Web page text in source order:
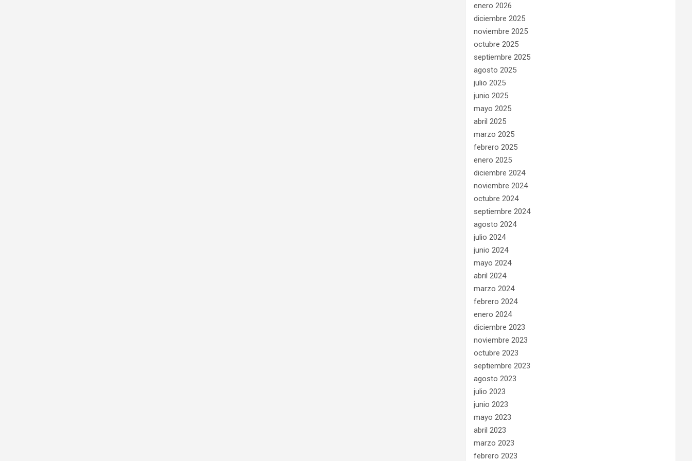
enero 2026
diciembre 2025
noviembre 2025
octubre 2025
septiembre 2025
agosto 2025
julio 2025
junio 2025
mayo 2025
abril 2025
marzo 2025
febrero 2025
enero 2025
diciembre 2024
noviembre 2024
octubre 2024
septiembre 2024
agosto 2024
julio 2024
junio 2024
mayo 2024
abril 2024
marzo 2024
febrero 2024
enero 2024
diciembre 2023
noviembre 2023
octubre 2023
septiembre 2023
agosto 2023
julio 2023
junio 2023
mayo 2023
abril 2023
marzo 2023
febrero 2023